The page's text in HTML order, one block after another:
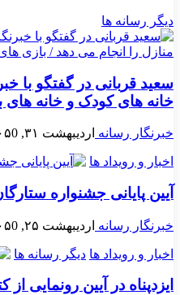
دیگر رسانه ها
خانه های کودک و خانه
خبرنگار رسانه اردیبهشت ۳۱, ۱۴۰۵ 0
اخبار و رویداد ها
آیین پایانی جشنواره
خبرنگار رسانه اردیبهشت ۲۵, ۱۴۰۵ 0
اخبار و رویداد ها دیگر رسانه ها
ایزدپناه در آیین